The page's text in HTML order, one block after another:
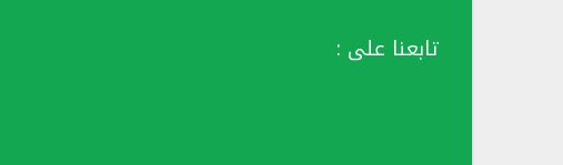
تابعنا على :